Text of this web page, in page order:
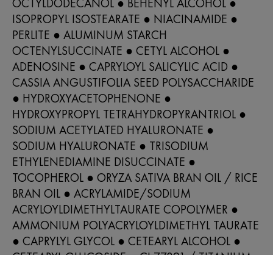
ISOPROPYL ISOSTEARATE ● NIACINAMIDE ●
PERLITE ● ALUMINUM STARCH
OCTENYLSUCCINATE ● CETYL ALCOHOL ●
ADENOSINE ● CAPRYLOYL SALICYLIC ACID ●
CASSIA ANGUSTIFOLIA SEED POLYSACCHARIDE
● HYDROXYACETOPHENONE ●
HYDROXYPROPYL TETRAHYDROPYRANTRIOL ●
SODIUM ACETYLATED HYALURONATE ●
SODIUM HYALURONATE ● TRISODIUM
ETHYLENEDIAMINE DISUCCINATE ●
TOCOPHEROL ● ORYZA SATIVA BRAN OIL / RICE
BRAN OIL ● ACRYLAMIDE/SODIUM
ACRYLOYLDIMETHYLTAURATE COPOLYMER ●
AMMONIUM POLYACRYLOYLDIMETHYL TAURATE
● CAPRYLYL GLYCOL ● CETEARYL ALCOHOL ●